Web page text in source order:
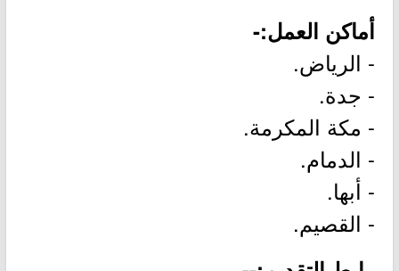
أماكن العمل:-
- الرياض.
- جدة.
- مكة المكرمة.
- الدمام.
- أبها.
- القصيم.